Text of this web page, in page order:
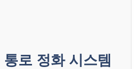
로 정화 시스템